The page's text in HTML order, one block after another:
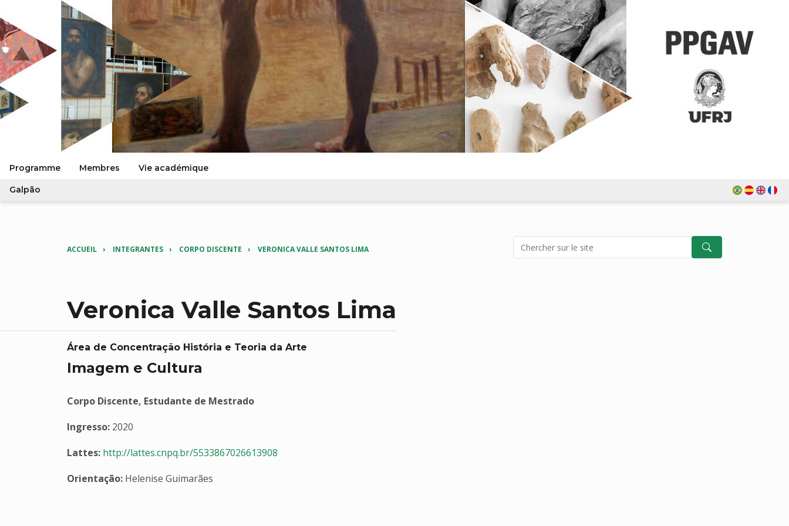
Programme Membres Vie académique
Galpão
ACCUEIL INTEGRANTES CORPO DISCENTE VERONICA VALLE SANTOS LIMA
Veronica Valle Santos Lima
Área de Concentração História e Teoria da Arte
Imagem e Cultura
Corpo Discente, Estudante de Mestrado
Ingresso: 2020
Lattes: http://lattes.cnpq.br/5533867026613908
Orientação: Helenise Guimarães